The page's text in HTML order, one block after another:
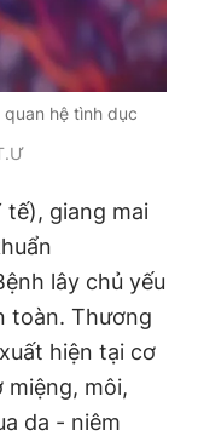
ngày 24.3.2020
thuận bằng văn
hệ tình dục
tế), giang mai
lây chủ yếu
toàn. Thương
hiện tại cơ
miệng, môi,
da - niêm